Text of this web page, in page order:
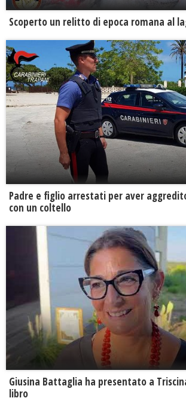
Scoperto un relitto di epoca romana al
Padre e figlio arrestati per aver
con un coltello
Giusina Battaglia ha presentato a
libro